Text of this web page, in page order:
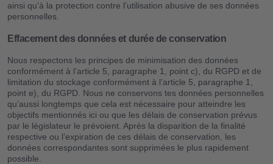
ainsi qu’à la protection contre l’utilisation abusive de ses données
personnelles.
Effacement des données et durée de conservation
Nous respectons les principes de minimisation des données
conformément à l’article 5, paragraphe 1, point c), du RGPD et de
limitation du stockage conformément à l’article 5, paragraphe 1,
point e), du RGPD. Nous ne conservons tes données personnelles
qu’aussi longtemps que cela est nécessaire pour atteindre les
objectifs mentionnés ici ou que les délais de conservation prévus
par le législateur le prévoient. Après la disparition de la finalité
respective ou l’expiration de ces délais de conservation, les
données correspondantes sont supprimées le plus rapidement
possible.